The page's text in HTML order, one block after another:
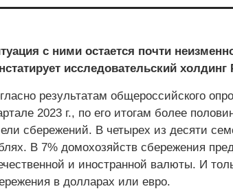
с ними остается почти
исследовательский
результатам общероссийского
2023 г., по его итогам более
сбережений. В четырех из десяти
В 7% домохозяйств сбережения
и иностранной валюты. И
в долларах или евро.